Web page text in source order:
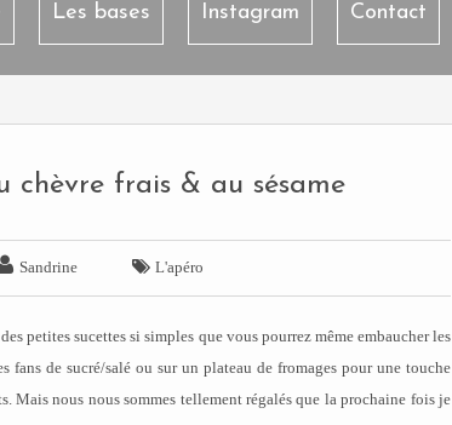
Les bases Instagram Contact
chèvre frais & au sésame
Sandrine  L'apéro
petites sucettes si simples que vous pourrez même embaucher les
de sucré/salé ou sur un plateau de fromages pour une touche
nous nous sommes tellement régalés que la prochaine fois je